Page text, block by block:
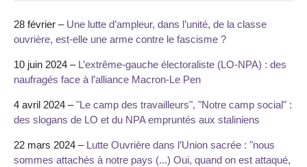
28 février – Une lutte d’ampleur, dans l’unité, de la classe
ouvrière, est-elle une arme contre le fascisme ?
10 juin 2024 – L’extrême-gauche électoraliste (LO-NPA) : des
naufragés face à l’alliance Macron-Le Pen
4 avril 2024 –"Le camp des travailleurs", "Notre camp social" :
des slogans de LO et du NPA empruntés aux staliniens
22 mars 2024 – Lutte Ouvrière dans l’Union sacrée : "nous
sommes attachés à notre pays (...) Oui, quand on est attaqué,